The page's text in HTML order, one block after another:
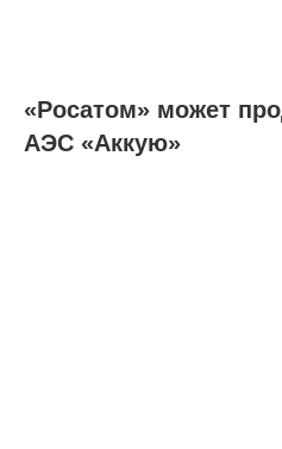
«Росатом» может
АЭС «Аккую»